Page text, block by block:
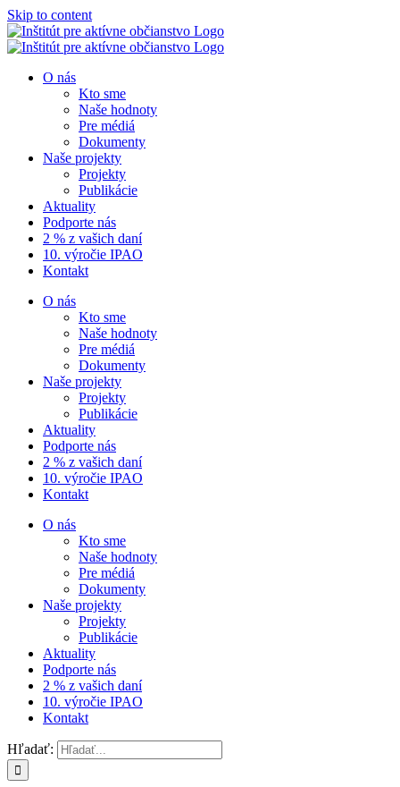
Skip to content
O nás
Kto sme
Naše hodnoty
Pre médiá
Dokumenty
Naše projekty
Projekty
Publikácie
Aktuality
Podporte nás
2 % z vašich daní
10. výročie IPAO
Kontakt
O nás
Kto sme
Naše hodnoty
Pre médiá
Dokumenty
Naše projekty
Projekty
Publikácie
Aktuality
Podporte nás
2 % z vašich daní
10. výročie IPAO
Kontakt
O nás
Kto sme
Naše hodnoty
Pre médiá
Dokumenty
Naše projekty
Projekty
Publikácie
Aktuality
Podporte nás
2 % z vašich daní
10. výročie IPAO
Kontakt
Hľadať: